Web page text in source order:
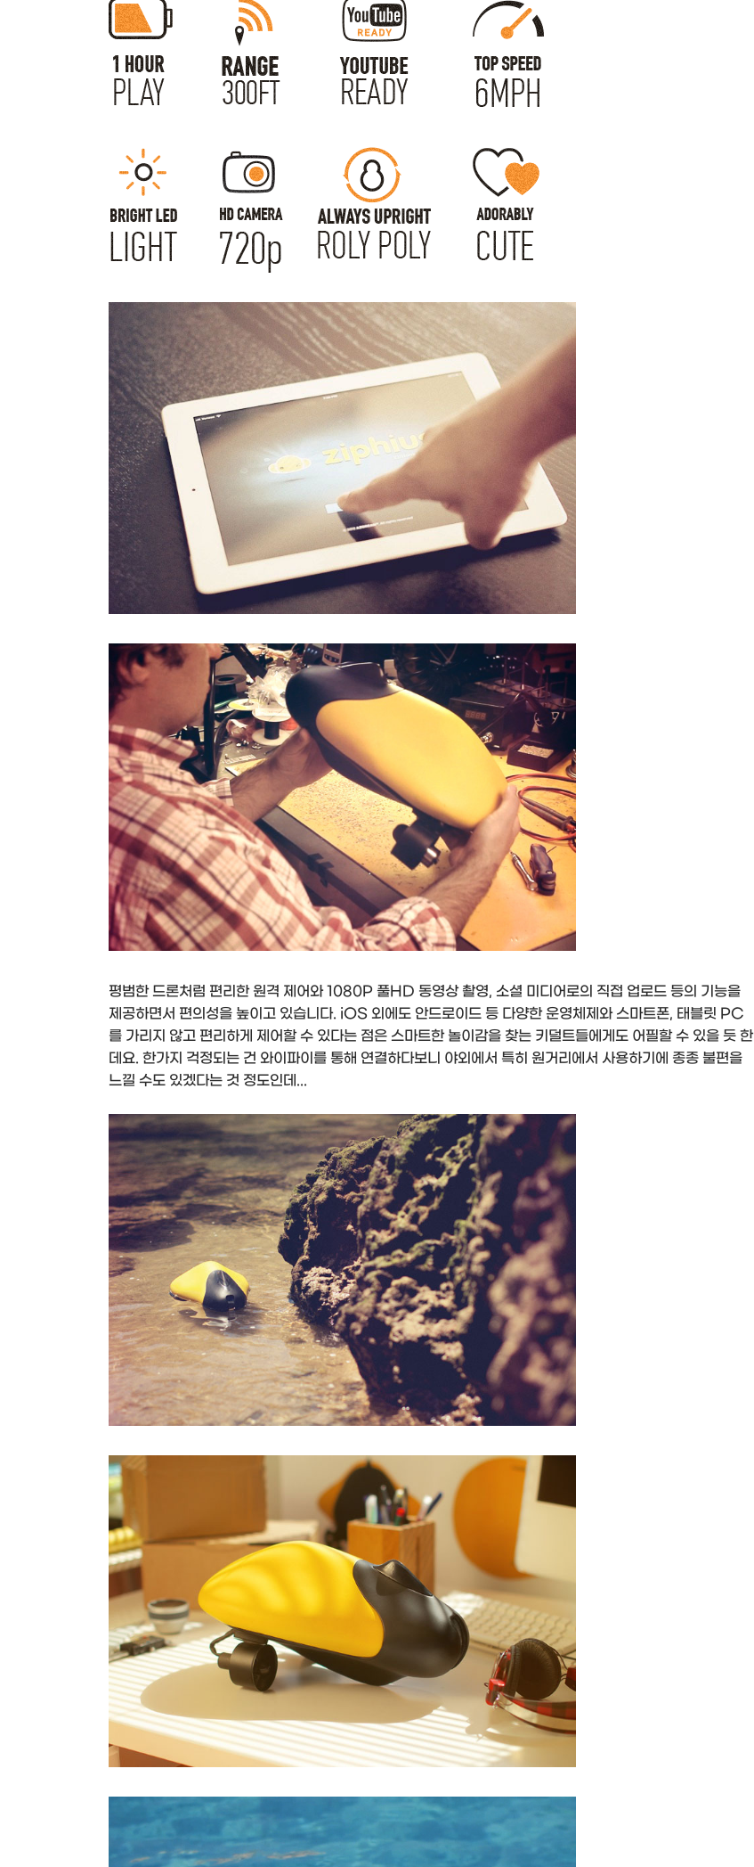
평범한 드론처럼 편리한 원격 제어와 1080P 풀HD 동영상 촬영, 소셜 미디어로의 직접 업로드 등의 기능을
제공하면서 편의성을 높이고 있습니다. iOS 외에도 안드로이드 등 다양한 운영체제와 스마트폰, 태블릿 PC
를 가리지 않고 편리하게 제어할 수 있다는 점은 스마트한 놀이감을 찾는 키덜트들에게도 어필할 수 있을 듯 한
데요. 한가지 걱정되는 건 와이파이를 통해 연결하다보니 야외에서 특히 원거리에서 사용하기에 종종 불편을
느낄 수도 있겠다는 것 정도인데...